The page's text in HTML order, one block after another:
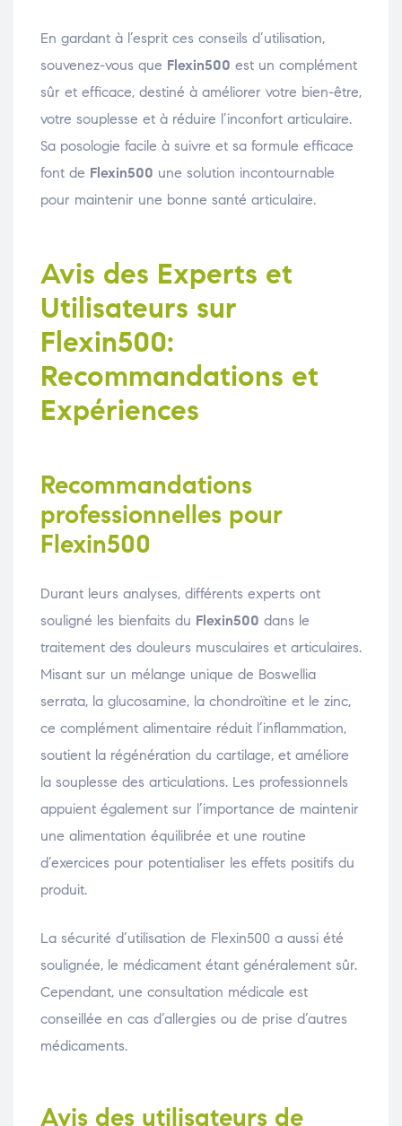
En gardant à l’esprit ces conseils d’utilisation,
souvenez-vous que Flexin500 est un complément
sûr et efficace, destiné à améliorer votre bien-être,
votre souplesse et à réduire l’inconfort articulaire.
Sa posologie facile à suivre et sa formule efficace
font de Flexin500 une solution incontournable
pour maintenir une bonne santé articulaire.
Avis des Experts et
Utilisateurs sur
Flexin500:
Recommandations et
Expériences
Recommandations
professionnelles pour
Flexin500
Durant leurs analyses, différents experts ont
souligné les bienfaits du Flexin500 dans le
traitement des douleurs musculaires et articulaires.
Misant sur un mélange unique de Boswellia
serrata, la glucosamine, la chondroïtine et le zinc,
ce complément alimentaire réduit l’inflammation,
soutient la régénération du cartilage, et améliore
la souplesse des articulations. Les professionnels
appuient également sur l’importance de maintenir
une alimentation équilibrée et une routine
d’exercices pour potentialiser les effets positifs du
produit.
La sécurité d’utilisation de Flexin500 a aussi été
soulignée, le médicament étant généralement sûr.
Cependant, une consultation médicale est
conseillée en cas d’allergies ou de prise d’autres
médicaments.
Avis des utilisateurs de